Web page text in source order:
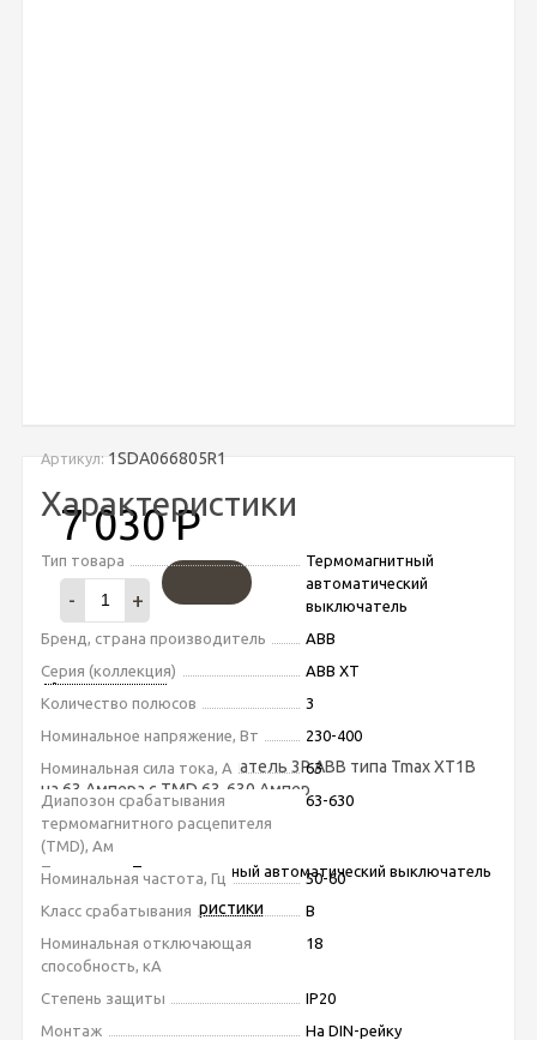
Артикул: 1SDA066805R1
7 030Р
- +
Купить в 1 клик
В наличии
Aвтоматический выключатель 3P ABB типа Tmax XT1B
на 63 Ампера с TMD 63-630 Ампер
Подробное описание
Тип товара Термомагнитный автоматический выключатель
Подробные характеристики
Характеристики
Тип товара
Термомагнитный
автоматический
выключатель
Бренд, страна производитель
ABB
Серия (коллекция)
ABB XT
Количество полюсов
3
Номинальное напряжение, Вт
230-400
Номинальная сила тока, А
63
Диапозон срабатывания
термомагнитного расцепителя
(TMD), Ам
63-630
Номинальная частота, Гц
50-60
Класс срабатывания
B
Номинальная отключающая
способность, кА
18
Степень защиты
IP20
Монтаж
На DIN-рейку